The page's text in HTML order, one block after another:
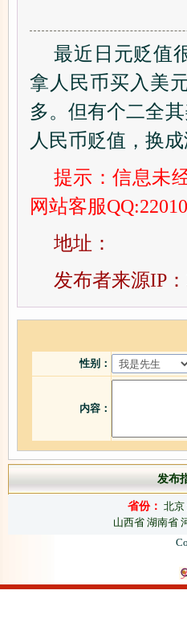
最近日元贬值
拿人民币买入美
多。但有个二全
人民币贬值，换
提示：信息未
网站客服
地址：
发布者来源IP
性别：
内容：
发布
省份： 北京
山西省 湖南省